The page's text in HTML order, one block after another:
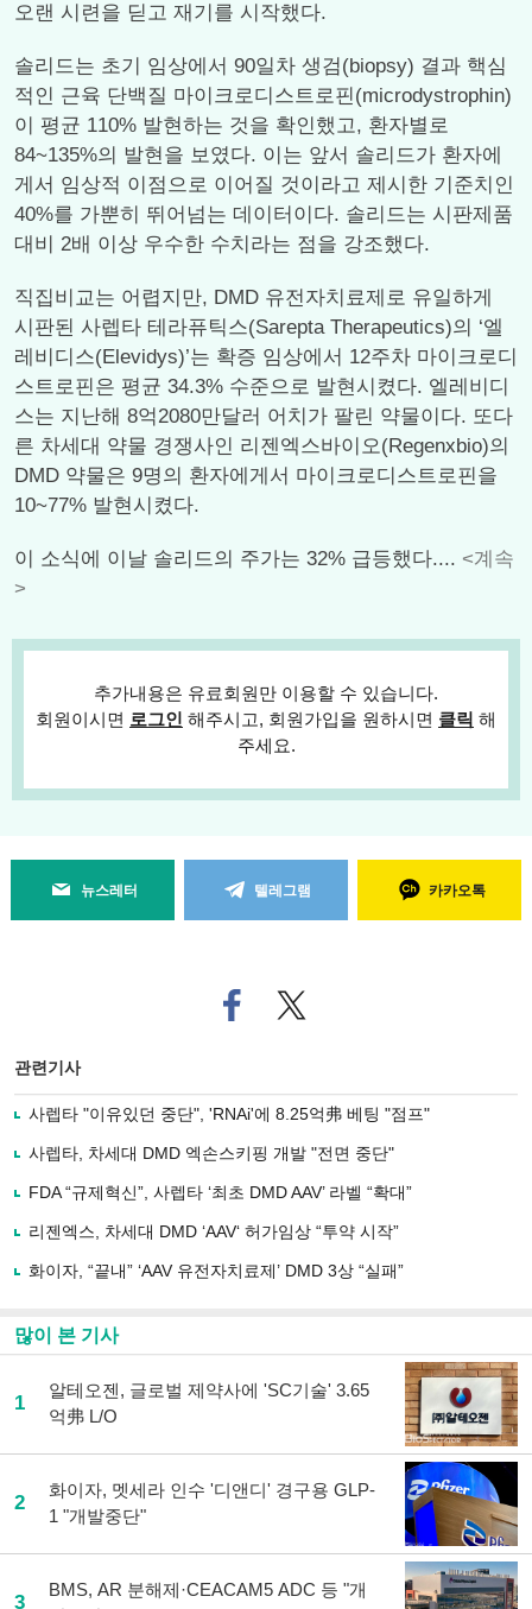
오랜 시련을 딛고 재기를 시작했다.
솔리드는 초기 임상에서 90일차 생검(biopsy) 결과 핵심
적인 근육 단백질 마이크로디스트로핀(microdystrophin)
이 평균 110% 발현하는 것을 확인했고, 환자별로
84~135%의 발현을 보였다. 이는 앞서 솔리드가 환자에
게서 임상적 이점으로 이어질 것이라고 제시한 기준치인
40%를 가뿐히 뛰어넘는 데이터이다. 솔리드는 시판제품
대비 2배 이상 우수한 수치라는 점을 강조했다.
직집비교는 어렵지만, DMD 유전자치료제로 유일하게
시판된 사렙타 테라퓨틱스(Sarepta Therapeutics)의 ‘엘
레비디스(Elevidys)’는 확증 임상에서 12주차 마이크로디
스트로핀은 평균 34.3% 수준으로 발현시켰다. 엘레비디
스는 지난해 8억2080만달러 어치가 팔린 약물이다. 또다
른 차세대 약물 경쟁사인 리젠엑스바이오(Regenxbio)의
DMD 약물은 9명의 환자에게서 마이크로디스트로핀을
10~77% 발현시켰다.
이 소식에 이날 솔리드의 주가는 32% 급등했다.... <계속
>
추가내용은 유료회원만 이용할 수 있습니다.
회원이시면 로그인 해주시고, 회원가입을 원하시면 클릭 해
주세요.
뉴스레터 텔레그램 카카오톡
페
이
로
사
유
기
트위
터로
관련기사
사렙타 "이유있던 중단", 'RNAi'에 8.25억弗 베팅 "점프"
사렙타, 차세대 DMD 엑손스키핑 개발 "전면 중단"
FDA “규제혁신”, 사렙타 ‘최초 DMD AAV’ 라벨 “확대”
리젠엑스, 차세대 DMD ‘AAV‘ 허가임상 “투약 시작”
화이자, “끝내” ‘AAV 유전자치료제’ DMD 3상 “실패”
많이 본 기사
1
알테오젠, 글로벌 제약사에 'SC기술' 3.65
억弗 L/O
2
화이자, 멧세라 인수 '디앤디' 경구용 GLP-
1 "개발중단"
3
BMS, AR 분해제·CEACAM5 ADC 등 "개